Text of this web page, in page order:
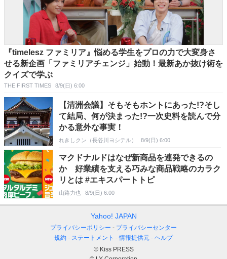
『timelesz ファミリア』悩める学生をプロの力で大変身さ
せる新企画「ファミリアチェンジ」始動！最新あか抜け術を
クイズで学ぶ
THE FIRST TIMES 8/9(日) 6:00
【清洲会議】そもそもホントにあった!?そし
て結局、何が決まった!?一次史料を読んで分
かる意外な事実！
れきしクン（長谷川ヨシテル） 8/9(日) 6:00
マクドナルドはなぜ新商品を連発できるの
か 好業績を支える巧みな商品戦略のカラク
リとは #エキスパートトピ
山路力也 8/9(日) 6:00
Yahoo! JAPAN
プライバシーポリシー
プライバシーセンター
規約
ステートメント 情報提供元
ヘルプ
© Kiss PRESS